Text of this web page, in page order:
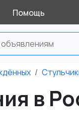
Помощь
в